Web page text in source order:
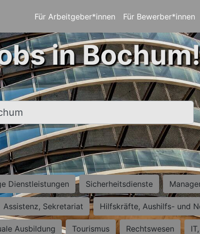
Für Arbeitgeber*innen Für Bewerber*innen
in Bochum!
Dienstleistungen Sicherheitsdienste
Assistenz, Sekretariat Hilfskräfte, Aushilfs- und
Ausbildung Tourismus Rechtswesen